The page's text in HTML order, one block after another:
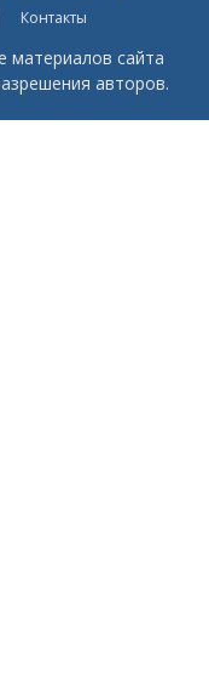
Контакты
материалов сайта
авторов.